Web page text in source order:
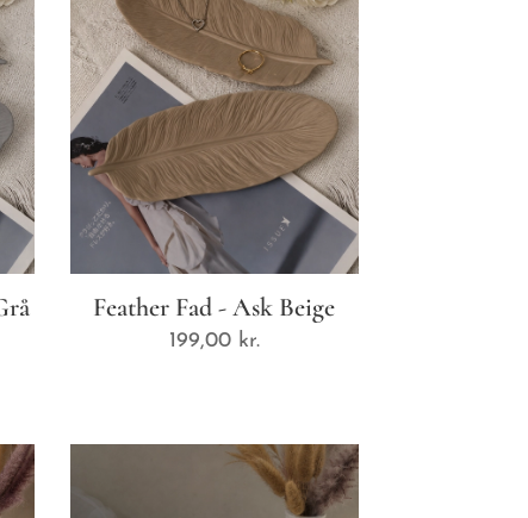
Feather Fad - Ask Beige
199,00kr.